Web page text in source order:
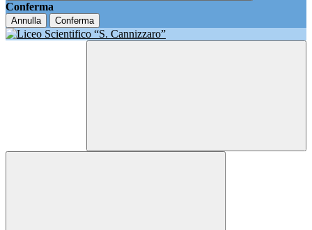
Conferma
Annulla Conferma